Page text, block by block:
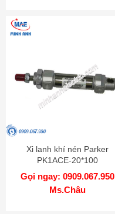
Xi lanh khí nén Parker
PK1ACE-20*100
Gọi ngay: 0909.067.950
Ms.Châu